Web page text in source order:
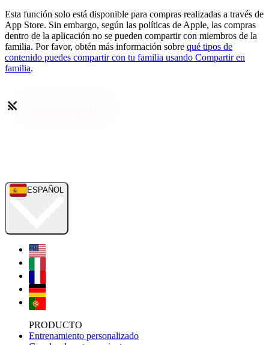
Esta función solo está disponible para compras realizadas a través de
App Store. Sin embargo, según las políticas de Apple, las compras
dentro de la aplicación no se pueden compartir con miembros de la
familia. Por favor, obtén más información sobre qué tipos de
contenido puedes compartir con tu familia usando Compartir en
familia.
ESPAÑOL
PRODUCTO
Entrenamiento personalizado